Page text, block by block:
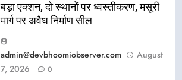
बड़ा एक्शन, दो स्थानों पर ध्वस्तीकरण, मसूरी
मार्ग पर अवैध निर्माण सील
admin@devbhoomiobserver.com
August
7, 2026
0